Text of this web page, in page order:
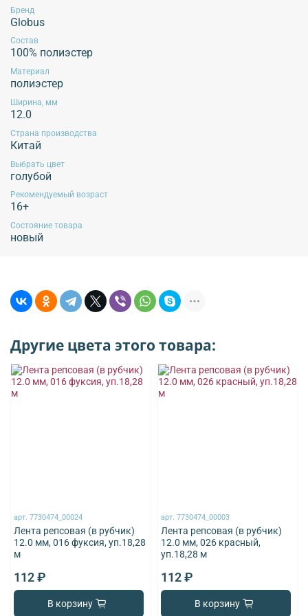
Рекомендуется применять щадящие методы ухода, избегать воздействия
агрессивных жидкостей и экстремальных механических воздействий.
Эксплуатация продукции без учета данных рекомендаций не гарантирует
сохранение внешнего вида изделия!
Обязательной сертификации не подлежит!
Бренд
Globus
Состав
100% полиэстер
Материал
полиэстер
Ширина, мм
12.0
Страна производства
Китай
Выбрать цвет
голубой
Рекомендуемый возраст
16+
Состояние товара
новый
Другие цвета этого товара:
арт.7730474_00024
Лента репсовая (в рубчик)
12.0 мм, 016 фуксия, уп.18,28
м
112 ₽
В корзину
арт.7730474_00003
Лента репсовая (в рубчик)
12.0 мм, 026 красный,
уп.18,28 м
112 ₽
В корзину